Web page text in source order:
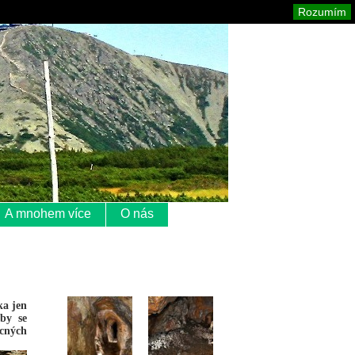
A mnohem více
O nás
jen
se
Rozumím